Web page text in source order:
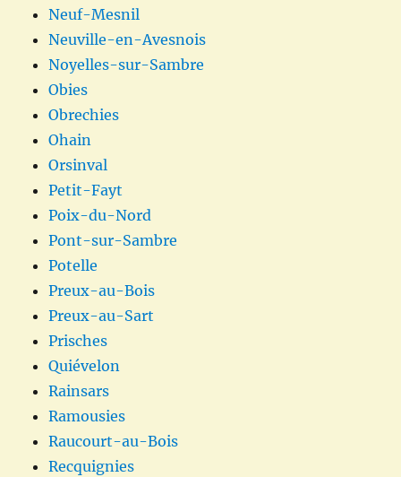
Neuf-Mesnil
Neuville-en-Avesnois
Noyelles-sur-Sambre
Obies
Obrechies
Ohain
Orsinval
Petit-Fayt
Poix-du-Nord
Pont-sur-Sambre
Potelle
Preux-au-Bois
Preux-au-Sart
Prisches
Quiévelon
Rainsars
Ramousies
Raucourt-au-Bois
Recquignies